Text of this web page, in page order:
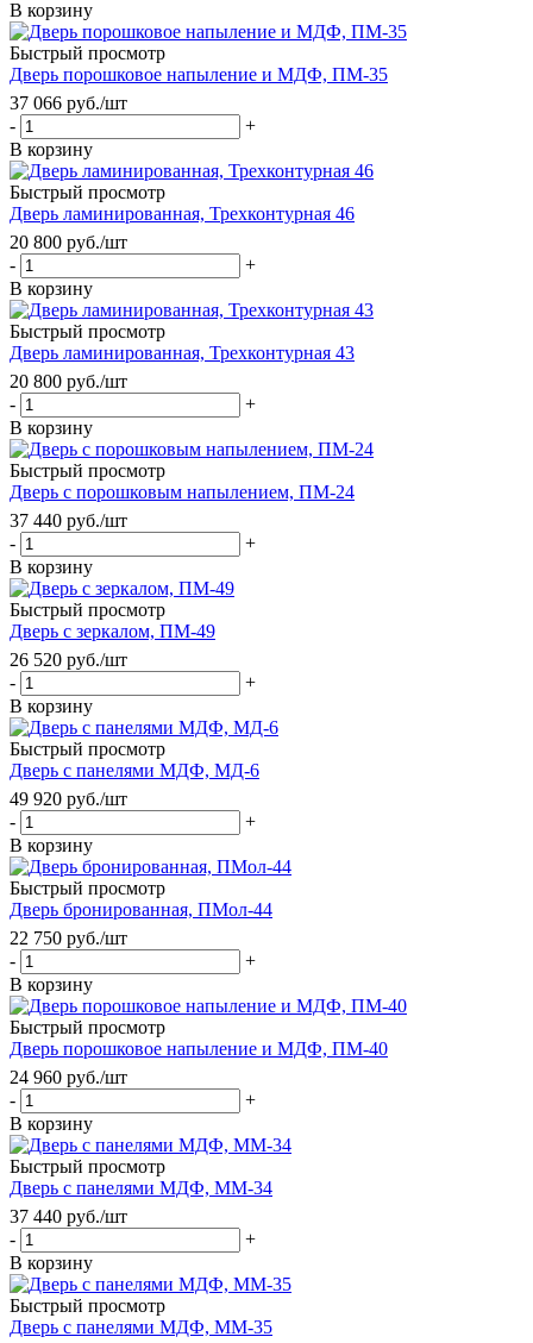
В корзину
Быстрый просмотр
Дверь порошковое напыление и МДФ, ПМ-35
37 066 руб./шт
-
+
В корзину
Быстрый просмотр
Дверь ламинированная, Трехконтурная 46
20 800 руб./шт
-
+
В корзину
Быстрый просмотр
Дверь ламинированная, Трехконтурная 43
20 800 руб./шт
-
+
В корзину
Быстрый просмотр
Дверь с порошковым напылением, ПМ-24
37 440 руб./шт
-
+
В корзину
Быстрый просмотр
Дверь с зеркалом, ПМ-49
26 520 руб./шт
-
+
В корзину
Быстрый просмотр
Дверь с панелями МДФ, МД-6
49 920 руб./шт
-
+
В корзину
Быстрый просмотр
Дверь бронированная, ПМол-44
22 750 руб./шт
-
+
В корзину
Быстрый просмотр
Дверь порошковое напыление и МДФ, ПМ-40
24 960 руб./шт
-
+
В корзину
Быстрый просмотр
Дверь с панелями МДФ, ММ-34
37 440 руб./шт
-
+
В корзину
Быстрый просмотр
Дверь с панелями МДФ, ММ-35